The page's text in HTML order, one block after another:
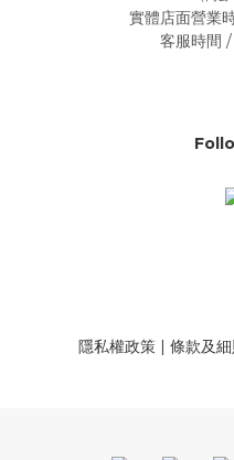
實體店面營業
客服時間
隱私權政策| 條款及